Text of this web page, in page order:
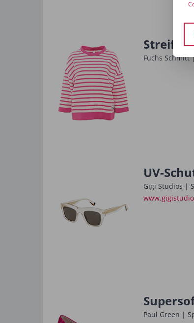
Fuchs Schmitt
UV-
Gigi Studios |
Paul Green |